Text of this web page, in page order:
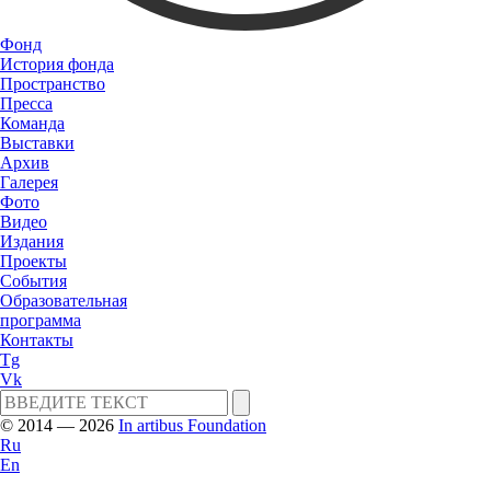
Фонд
История фонда
Пространство
Пресса
Команда
Выставки
Архив
Галерея
Фото
Видео
Издания
Проекты
События
Образовательная
программа
Контакты
Tg
Vk
© 2014 — 2026 In artibus Foundation
Ru
En